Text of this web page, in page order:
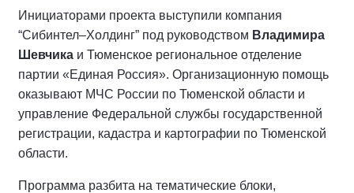
Инициаторами проекта выступили компания
“Сибинтел–Холдинг” под руководством Владимира
Шевчика и Тюменское региональное отделение
партии «Единая Россия». Организационную помощь
оказывают МЧС России по Тюменской области и
управление Федеральной службы государственной
регистрации, кадастра и картографии по Тюменской
области.
Программа разбита на тематические блоки,